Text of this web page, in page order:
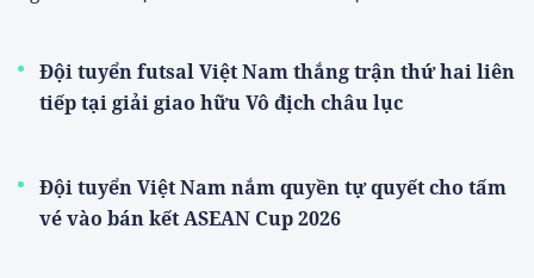
Đội tuyển futsal Việt Nam thắng trận thứ hai liên
tiếp tại giải giao hữu Vô địch châu lục
Đội tuyển Việt Nam nắm quyền tự quyết cho tấm
vé vào bán kết ASEAN Cup 2026